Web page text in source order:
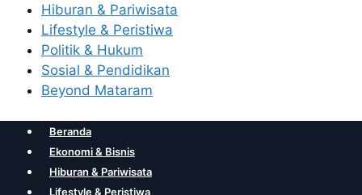
Hiburan & Pariwisata
Lifestyle & Peristiwa
Politik & Hukum
Sosial & Pendidikan
Beyond Mataram
Beranda
Ekonomi & Bisnis
Hiburan & Pariwisata
Lifestyle & Peristiwa